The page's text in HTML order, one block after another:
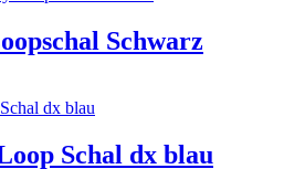
Schwarz
Schal dx blau